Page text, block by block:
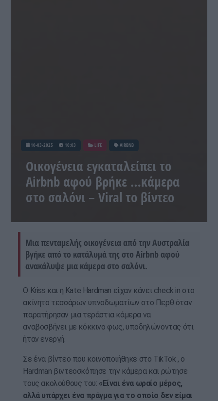
10-03-2025 10:03 LIFE AIRBNB
Οικογένεια εγκαταλείπει το
Airbnb αφού βρήκε …κάμερα
στο σαλόνι – Viral το βίντεο
Μια πενταμελής οικογένεια από την Αυστραλία
βγήκε από το κατάλυμά της στο Airbnb αφού
ανακάλυψε μια κάμερα στο σαλόνι.
Ο Kriss και η Kate Hardman είχαν κάνει check in στο
ακίνητο τεσσάρων υπνοδωματίων στο Περθ όταν
παρατήρησαν μια τεράστια κάμερα να
αναβοσβήνει με κόκκινο φως, υποδηλώνοντας ότι
ήταν ενεργή.
Σε ένα βίντεο που κοινοποιήθηκε στο TikTok , ο
Hardman βιντεοσκόπησε την κάμερα και ρώτησε
τους ακολούθους του: «Είναι ένα ωραίο μέρος,
αλλά υπάρχει ένα πράγμα για το οποίο δεν είμαι